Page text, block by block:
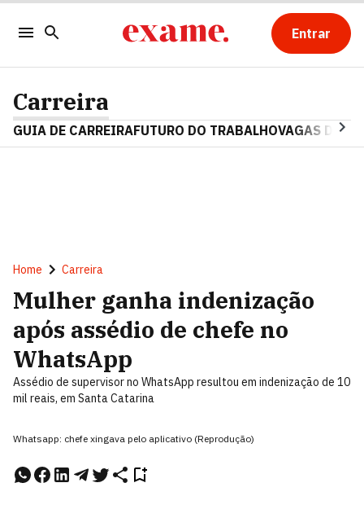
Entrar
Carreira
GUIA DE CARREIRAFUTURO DO TRABALHOVAGAS DE
Home Carreira
Mulher ganha indenização
após assédio de chefe no
WhatsApp
Assédio de supervisor no WhatsApp resultou em indenização de 10
mil reais, em Santa Catarina
Whatsapp: chefe xingava pelo aplicativo (Reprodução)